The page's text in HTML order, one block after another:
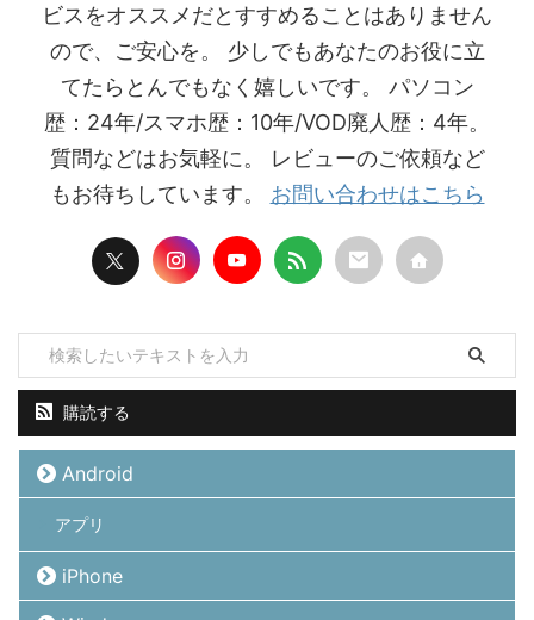
ビスをオススメだとすすめることはありません
ので、ご安心を。 少しでもあなたのお役に立
てたらとんでもなく嬉しいです。 パソコン
歴：24年/スマホ歴：10年/VOD廃人歴：4年。
質問などはお気軽に。 レビューのご依頼など
もお待ちしています。 お問い合わせはこちら
購読する
Android
アプリ
iPhone